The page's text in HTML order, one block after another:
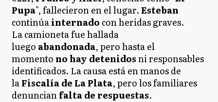
Pupa", fallecieron en el lugar.Esteban
continúainternado con heridas graves.
La camioneta fue hallada
luego abandonada, pero hasta el
momento no hay detenidosni responsables
identificados. La causa está en manos de
laFiscalía de La Plata, pero los familiares
denuncianfalta de respuestas.